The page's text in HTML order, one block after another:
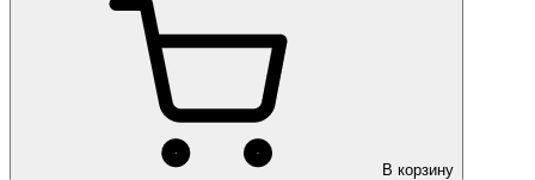
В корзину